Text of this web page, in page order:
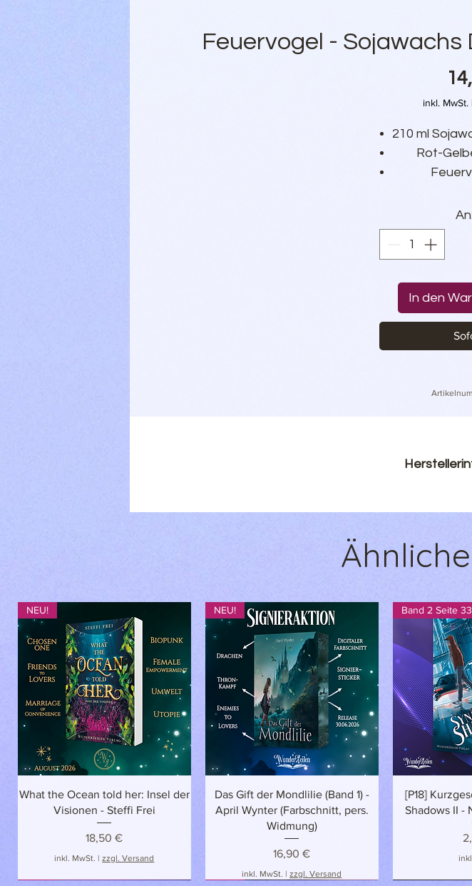
Feuervogel -
inkl. MwSt.|
210 ml
Rot-
Duft
In den
Inh.
Schnellansicht
NEU!
What the Ocean told her: Insel der
Visionen - Steffi Frei
Preis
18,50 €
inkl. MwSt. |zzgl. Versand
Schnellansicht
NEU!
Das Gift der Mondlilie (Band 1) -
April Wynter (Farbschnitt, pers.
Widmung)
Preis
16,90 €
inkl. MwSt. |zzgl. Versand
Band 2 Seite
[P18]
Shadows II -